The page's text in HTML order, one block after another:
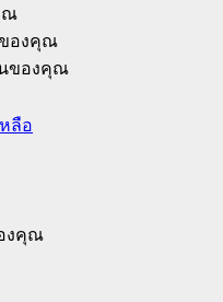
ณ
องคุณ
ของคุณ
ลือ
งคุณ